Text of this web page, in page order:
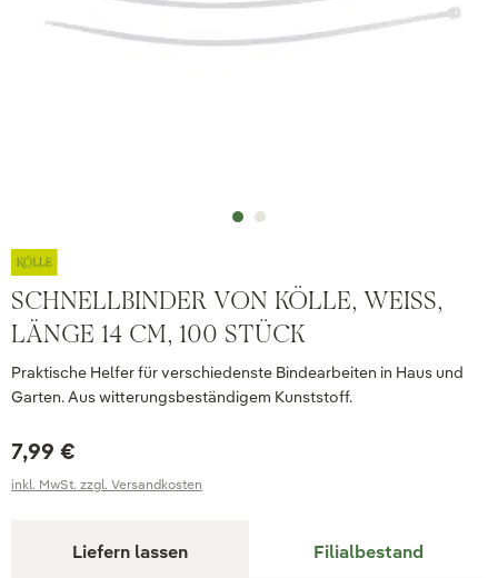
SCHNELLBINDER VON KÖLLE, WEISS, L
ÄNGE 14 CM, 100 STÜCK
Praktische Helfer für verschiedenste Bindearbeiten in Haus und
Garten. Aus witterungsbeständigem Kunststoff.
7,99 €
inkl. MwSt. zzgl. Versandkosten
Liefern lassen Filialbestand